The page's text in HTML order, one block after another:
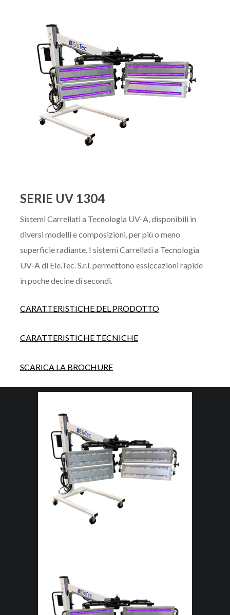
SERIE UV 1304
Sistemi Carrellati a Tecnologia UV-A, disponibili in
diversi modelli e composizioni, per più o meno
superficie radiante. I sistemi Carrellati a Tecnologia
UV-A di Ele.Tec. S.r.l. permettono essiccazioni rapide
in poche decine di secondi.
CARATTERISTICHE DEL PRODOTTO
CARATTERISTICHE TECNICHE
SCARICA LA BROCHURE